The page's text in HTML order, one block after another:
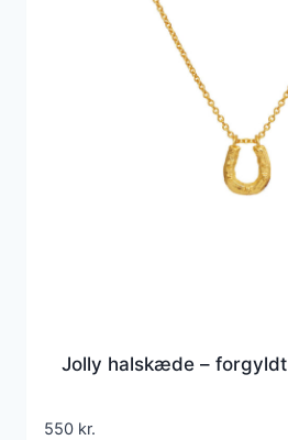
Jolly halskæde – forgyldt
550 kr.